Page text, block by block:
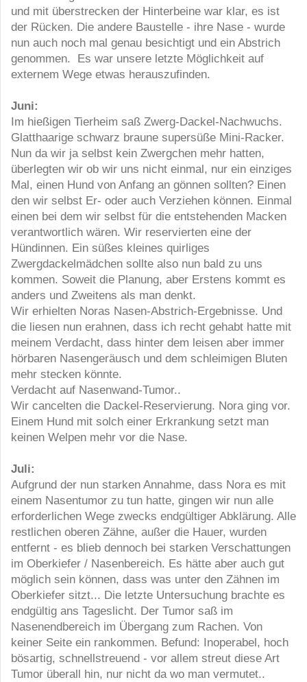
und mit überstrecken der Hinterbeine war klar, es ist
der Rücken. Die andere Baustelle - ihre Nase - wurde
nun auch noch mal genau besichtigt und ein Abstrich
genommen. Es war unsere letzte Möglichkeit auf
externem Wege etwas herauszufinden.
Juni:
Im hießigen Tierheim saß Zwerg-Dackel-Nachwuchs.
Glatthaarige schwarz braune supersüße Mini-Racker.
Nun da wir ja selbst kein Zwergchen mehr hatten,
überlegten wir ob wir uns nicht einmal, nur ein einziges
Mal, einen Hund von Anfang an gönnen sollten? Einen
den wir selbst Er- oder auch Verziehen können. Einmal
einen bei dem wir selbst für die entstehenden Macken
verantwortlich wären. Wir reservierten eine der
Hündinnen. Ein süßes kleines quirliges
Zwergdackelmädchen sollte also nun bald zu uns
kommen. Soweit die Planung, aber Erstens kommt es
anders und Zweitens als man denkt.
Wir erhielten Noras Nasen-Abstrich-Ergebnisse. Und
die liesen nun erahnen, dass ich recht gehabt hatte mit
meinem Verdacht, dass hinter dem leisen aber immer
hörbaren Nasengeräusch und dem schleimigen Bluten
mehr stecken könnte.
Verdacht auf Nasenwand-Tumor..
Wir cancelten die Dackel-Reservierung. Nora ging vor.
Einem Hund mit solch einer Erkrankung setzt man
keinen Welpen mehr vor die Nase.
Juli:
Aufgrund der nun starken Annahme, dass Nora es mit
einem Nasentumor zu tun hatte, gingen wir nun alle
erforderlichen Wege zwecks endgültiger Abklärung. Alle
restlichen oberen Zähne, außer die Hauer, wurden
entfernt - es blieb dennoch bei starken Verschattungen
im Oberkiefer / Nasenbereich. Es hätte aber auch gut
möglich sein können, dass was unter den Zähnen im
Oberkiefer sitzt... Die letzte Untersuchung brachte es
endgültig ans Tageslicht. Der Tumor saß im
Nasenendbereich im Übergang zum Rachen. Von
keiner Seite ein rankommen. Befund: Inoperabel, hoch
bösartig, schnellstreuend - vor allem streut diese Art
Tumor überall hin, nur nicht da wo man vermutet..